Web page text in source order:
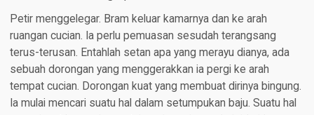
Petir menggelegar. Bram keluar kamarnya dan ke arah
ruangan cucian. Ia perlu pemuasan sesudah terangsang
terus-terusan. Entahlah setan apa yang merayu dianya, ada
sebuah dorongan yang menggerakkan ia pergi ke arah
tempat cucian. Dorongan kuat yang membuat dirinya bingung.
Ia mulai mencari suatu hal dalam setumpukan baju. Suatu hal